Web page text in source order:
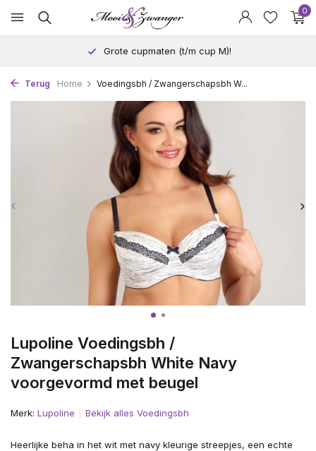
0
Grote cupmaten (t/m cup M)!
Terug Home Voedingsbh / Zwangerschapsbh W...
Lupoline Voedingsbh /
Zwangerschapsbh White Navy
voorgevormd met beugel
Merk: Lupoline Bekijk alles Voedingsbh
Heerlijke beha in het wit met navy kleurige streepjes, een echte